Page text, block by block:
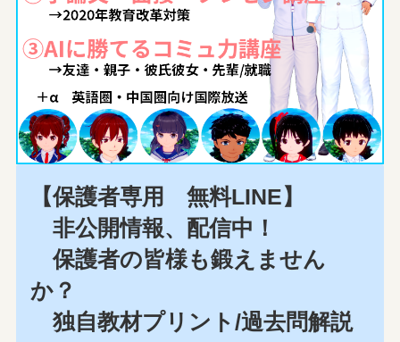
【保護者専用 無料LINE】
非公開情報、配信中！
保護者の皆様も鍛えません
か？
独自教材プリント/過去問解説